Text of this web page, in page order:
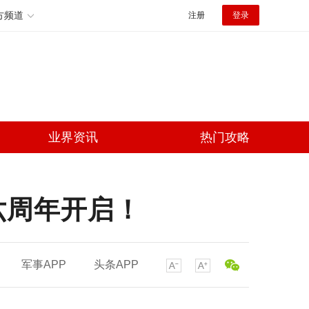
频道 注册 登录
业界资讯 热门攻略
年开启！
军事APP 头条APP